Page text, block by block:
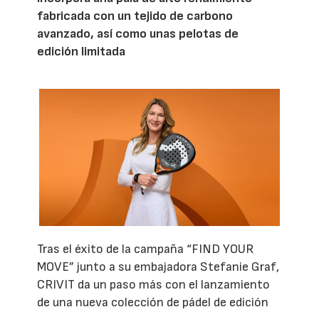
fabricada con un tejido de carbono
avanzado, así como unas pelotas de
edición limitada
Tras el éxito de la campaña “FIND YOUR
MOVE” junto a su embajadora Stefanie Graf,
CRIVIT da un paso más con el lanzamiento
de una nueva colección de pádel de edición